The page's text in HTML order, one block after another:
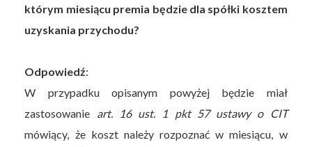
którym miesiącu premia będzie dla spółki kosztem
uzyskania przychodu?
Odpowiedź:
W przypadku opisanym powyżej będzie miał
zastosowanie art. 16 ust. 1 pkt 57 ustawy o CIT
mówiący, że koszt należy rozpoznać w miesiącu, w